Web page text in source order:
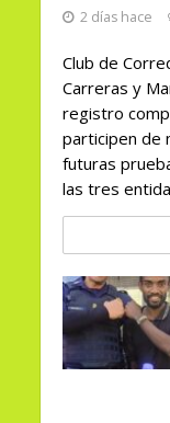
2 días hace
Club de
Carreras y
registro
participen de
futuras
las tres